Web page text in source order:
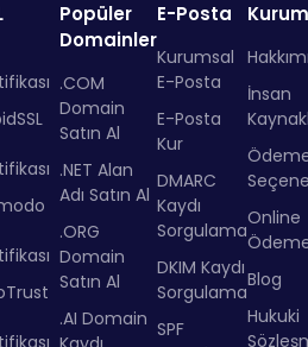
Popüler
Domainler
.COM
Domain
Satın Al
.NET Alan
Adı Satın Al
.ORG
Domain
Satın Al
.AI Domain
E-Posta
Kurumsal
E-Posta
E-Posta
Kur
DMARC
Kaydı
Sorgulama
DKIM Kaydı
Sorgulama
SPF
İnsan
Online
Blog
Hukuki